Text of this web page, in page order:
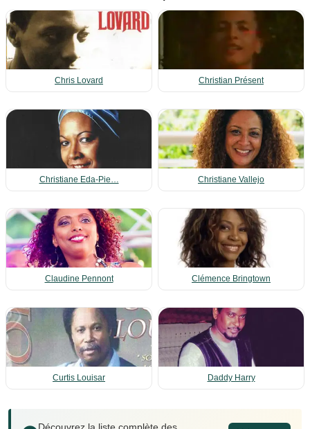
Chris Lovard Christian Présent
Christiane Eda-Pie… Christiane Vallejo
Claudine Pennont Clémence Bringtown
Curtis Louisar Daddy Harry
Découvrez la liste complète des